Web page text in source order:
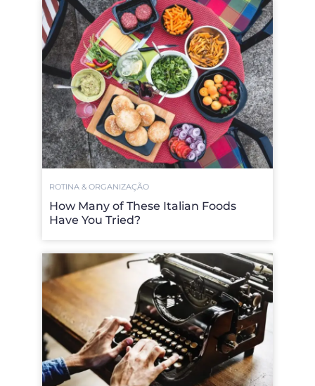
ROTINA & ORGANIZAÇÃO
How Many of These Italian Foods
Have You Tried?